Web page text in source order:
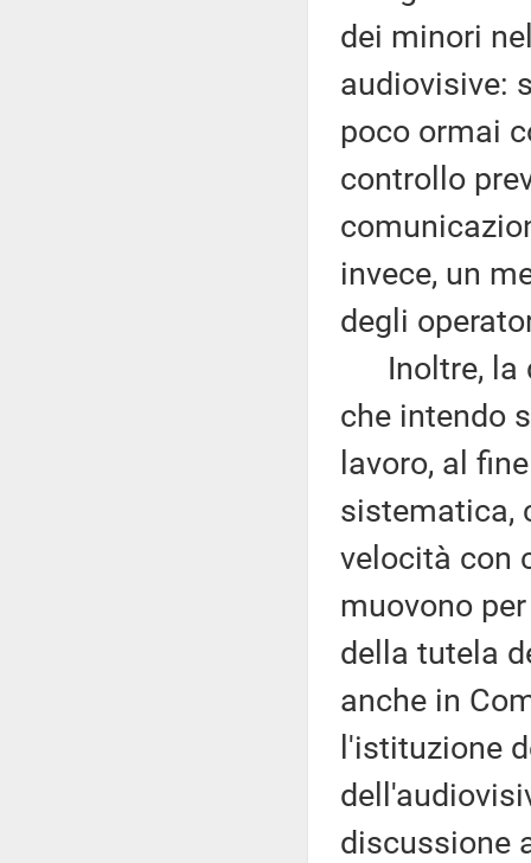
dei minori
audiovisive:
poco ormai
controllo
invece, un
degli
Inoltre, la
che intendo
lavoro, al
sistematica,
velocità con
muovono
della tutela
anche in
l'istituzione
discussione